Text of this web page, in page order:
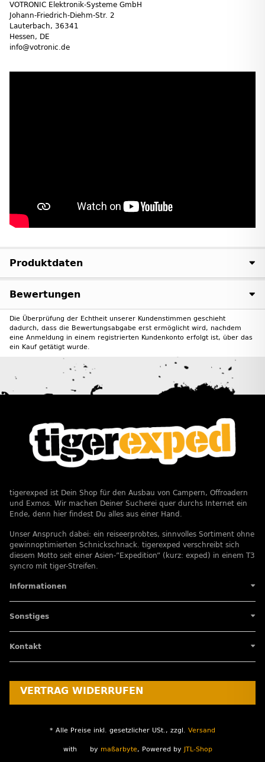
VOTRONIC Elektronik-Systeme GmbH
Johann-Friedrich-Diehm-Str. 2
Lauterbach, 36341
Hessen, DE
info@votronic.de
Produktdaten
Bewertungen
Die Überprüfung der Echtheit unserer Kundenstimmen geschieht
dadurch, dass die Bewertungsabgabe erst ermöglicht wird, nachdem
eine Anmeldung in einem registrierten Kundenkonto erfolgt ist, über das
ein Kauf getätigt wurde.
tigerexped ist Dein Shop für den Ausbau von Campern, Offroadern
und Exmos. Wir machen Deiner Sucherei quer durchs Internet ein
Ende, denn hier findest Du alles aus einer Hand.
Unser Anspruch dabei: ein reiseerprobtes, sinnvolles Sortiment ohne
gewinnoptimierten Schnickschnack. tigerexped verschreibt sich
diesem Motto seit einer Asien-”Expedition” (kurz: exped) in einem T3
syncro mit tiger-Streifen.
Informationen
Sonstiges
Kontakt
VERTRAG WIDERRUFEN
* Alle Preise inkl. gesetzlicher USt., zzgl. Versand
with by maßarbyte, Powered by JTL-Shop